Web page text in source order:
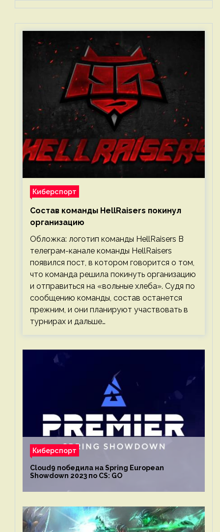
Киберспорт
Состав команды HellRaisers покинул
организацию
Обложка: логотип команды HellRaisers В
телеграм-канале команды HellRaisers
появился пост, в котором говорится о том,
что команда решила покинуть организацию
и отправиться на «вольные хлеба». Судя по
сообщению команды, состав останется
прежним, и они планируют участвовать в
турнирах и дальше…
Киберспорт
Cloud9 победила на Spring European
Showdown 2023 по CS: GO